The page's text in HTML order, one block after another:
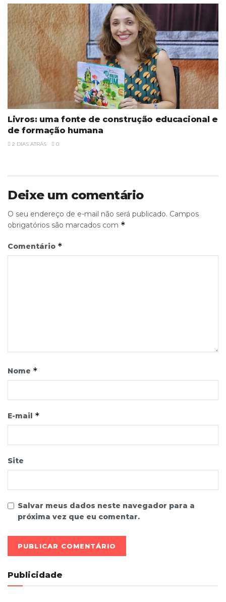
Livros: uma fonte de construção educacional e
de formação humana
2 DIAS ATRÁS 0
Deixe um comentário
O seu endereço de e-mail não será publicado. Campos
obrigatórios são marcados com *
Comentário *
Nome *
E-mail *
Site
Salvar meus dados neste navegador para a
próxima vez que eu comentar.
Publicidade